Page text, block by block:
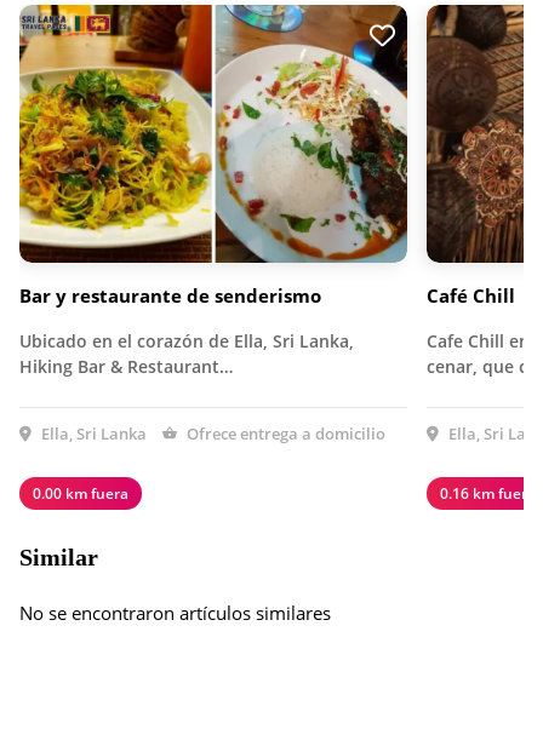
Bar y restaurante de senderismo
Ubicado en el corazón de Ella, Sri Lanka,
Hiking Bar & Restaurant…
Ella, Sri Lanka Ofrece entrega a domicilio
0.00 km fuera
Café Chill
Cafe Chill en
cenar, que
Ella, Sri
0.16 km fuera
Similar
No se encontraron artículos similares